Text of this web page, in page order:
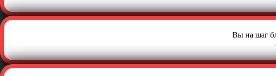
Вы на шаг